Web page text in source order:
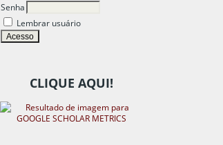
Senha
Lembrar usuário
CLIQUE AQUI!